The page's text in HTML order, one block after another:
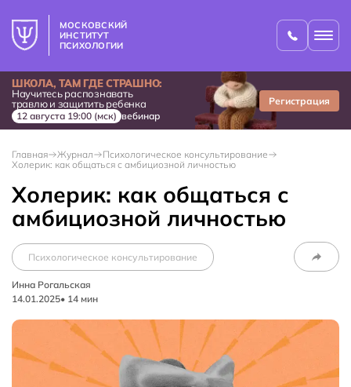
МОСКОВСКИЙ
ИНСТИТУТ
ПСИХОЛОГИИ
ШКОЛА, ТАМ ГДЕ СТРАШНО:
Научитесь распознавать
травлю и защитить ребенка
12 августа 19:00 (мск) вебинар
Регистрация
Главная Журнал
Психологическое консультирование
Холерик: как общаться с амбициозной личностью
Холерик: как общаться с
амбициозной личностью
Инна Рогальская
14.01.2025• 14 мин
Психологическое консультирование